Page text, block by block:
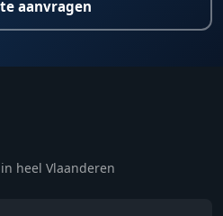
aanvragen
heel Vlaanderen